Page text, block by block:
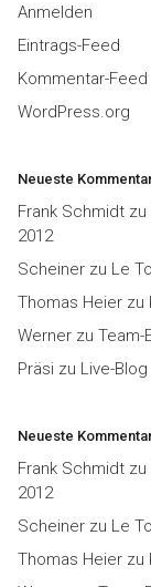
Anmelden
Eintrags-Feed
Kommentar-Feed
WordPress.org
Neueste
Frank Schmidt zu
2012
Scheiner zu Le
Thomas Heier zu
Werner zu Team-
Präsi zu Live-
Neueste
Frank Schmidt zu
2012
Scheiner zu Le
Thomas Heier zu